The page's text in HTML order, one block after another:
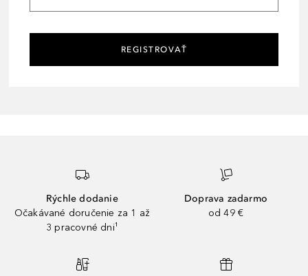
REGISTROVAŤ
Rýchle dodanie
Očakávané doručenie za 1 až
3 pracovné dni¹
Doprava zadarmo
od 49 €